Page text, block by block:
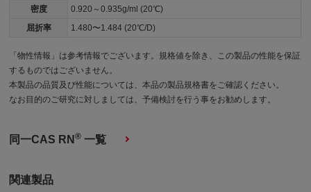
密度
0.920～0.935g/ml (20℃)
屈折率
1.480〜1.484 (20℃/D)
「物性情報」は参考情報でございます。規格値を除き、この製品の性能を保証
するものではございません。
本製品の品質及び性能については、本品の製品規格書をご確認ください。
なお目的のご研究に対しましては、予備検討を行う事をお勧めします。
同一CAS RN® 一覧
関連製品